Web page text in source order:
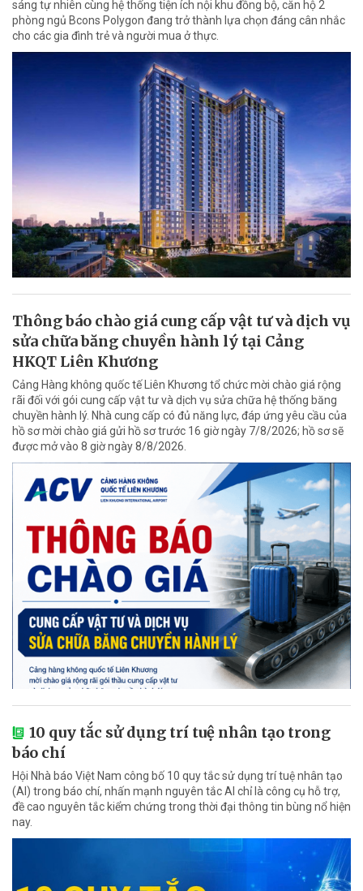
sáng tự nhiên cùng hệ thống tiện ích nội khu đồng bộ, căn hộ 2
phòng ngủ Bcons Polygon đang trở thành lựa chọn đáng cân nhắc
cho các gia đình trẻ và người mua ở thực.
Thông báo chào giá cung cấp vật tư và dịch vụ
sửa chữa băng chuyền hành lý tại Cảng
HKQT Liên Khương
Cảng Hàng không quốc tế Liên Khương tổ chức mời chào giá rộng
rãi đối với gói cung cấp vật tư và dịch vụ sửa chữa hệ thống băng
chuyền hành lý. Nhà cung cấp có đủ năng lực, đáp ứng yêu cầu của
hồ sơ mời chào giá gửi hồ sơ trước 16 giờ ngày 7/8/2026; hồ sơ sẽ
được mở vào 8 giờ ngày 8/8/2026.
10 quy tắc sử dụng trí tuệ nhân tạo trong
báo chí
Hội Nhà báo Việt Nam công bố 10 quy tắc sử dụng trí tuệ nhân tạo
(AI) trong báo chí, nhấn mạnh nguyên tắc AI chỉ là công cụ hỗ trợ,
đề cao nguyên tắc kiểm chứng trong thời đại thông tin bùng nổ hiện
nay.